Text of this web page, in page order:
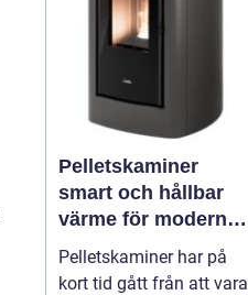
Pelletskaminer
smart och hållbar
värme för moderna
hem
Pelletskaminer har på
kort tid gått från att vara